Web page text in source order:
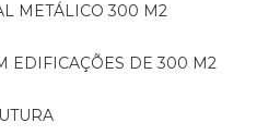
METÁLICO 300 M2
EDIFICAÇÕES DE 300 M2